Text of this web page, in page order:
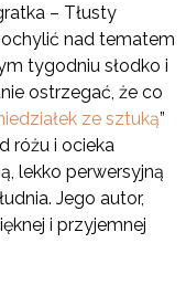
– Tłusty
nad tematem
tygodniu słodko i
ostrzegać, że co
ze sztuką”
różu i ocieka
lekko perwersyjną
Jego autor,
i przyjemnej